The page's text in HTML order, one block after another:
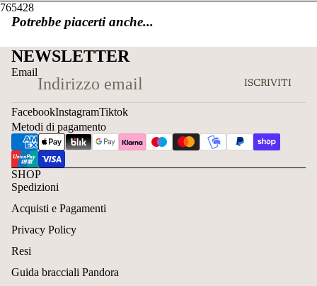
765428
Potrebbe piacerti anche...
NEWSLETTER
Email
ISCRIVITI
FacebookInstagramTiktok
Metodi di pagamento
SHOP
Spedizioni
Acquisti e Pagamenti
Privacy Policy
Resi
Guida bracciali Pandora